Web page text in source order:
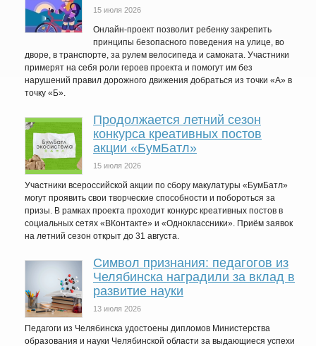
15 июля 2026
Онлайн-проект позволит ребенку закрепить
принципы безопасного поведения на улице, во
дворе, в транспорте, за рулем велосипеда и самоката. Участники
примерят на себя роли героев проекта и помогут им без
нарушений правил дорожного движения добраться из точки «А» в
точку «Б».
Продолжается летний сезон
конкурса креативных постов
акции «БумБатл»
15 июля 2026
Участники всероссийской акции по сбору макулатуры «БумБатл»
могут проявить свои творческие способности и побороться за
призы. В рамках проекта проходит конкурс креативных постов в
социальных сетях «ВКонтакте» и «Одноклассники». Приём заявок
на летний сезон открыт до 31 августа.
Символ признания: педагогов из
Челябинска наградили за вклад в
развитие науки
13 июля 2026
Педагоги из Челябинска удостоены дипломов Министерства
образования и науки Челябинской области за выдающиеся успехи